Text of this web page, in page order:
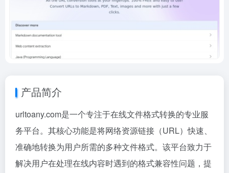
产品简介
urltoany.com是一个专注于在线文件格式转换的专业服
务平台。其核心功能是将网络资源链接（URL）快速、
准确地转换为用户所需的多种文件格式。该平台致力于
解决用户在处理在线内容时遇到的格式兼容性问题，提